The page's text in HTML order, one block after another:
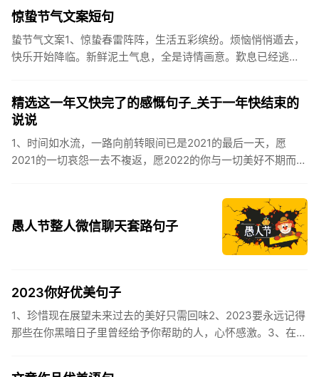
惊蛰节气文案短句
蛰节气文案1、惊蛰春雷阵阵，生活五彩缤纷。烦恼悄悄遁去，
快乐开始降临。新鲜泥土气息，全是诗情画意。歎息已经逃
精选这一年又快完了的感慨句子_关于一年快结束的
说说
1、时间如水流，一路向前转眼间已是2021的最后一天，愿
2021的一切哀怨一去不複返，愿2022的你与一切美好不期而
愚人节整人微信聊天套路句子
2023你好优美句子
1、珍惜现在展望未来过去的美好只需回味2、2023要永远记得
那些在你黑暗日子里曾经给予你帮助的人，心怀感激。3、在苦